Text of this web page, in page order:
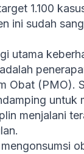
1.100
ini sudah
utama
Obat (PMO).
untuk
menjalani